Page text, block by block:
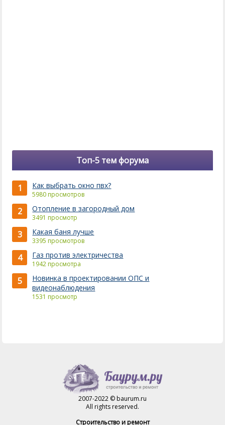
Топ-5 тем форума
1 Как выбрать окно пвх?
5980 просмотров
2 Отопление в загородный дом
3491 просмотр
3 Какая баня лучше
3395 просмотров
4 Газ против электричества
1942 просмотра
5
Новинка в проектировании ОПС и
видеонаблюдения
1531 просмотр
2007-2022 © baurum.ru
All rights reserved.
Строительство и ремонт